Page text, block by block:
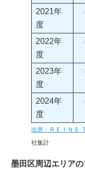
2021年
度
2022年
度
2023年
度
2024年
度
出所：ＲＥＩＮＳ
社集計
墨田区周辺エリア